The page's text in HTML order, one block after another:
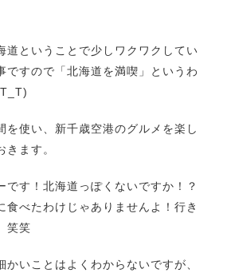
道ということで少しワクワクしてい
ですので「北海道を満喫」というわ
を使い、新千歳空港のグルメを楽し
きます。
です！北海道っぽくないですか！？
べたわけじゃありませんよ！行き
笑笑
かいことはよくわからないですが、